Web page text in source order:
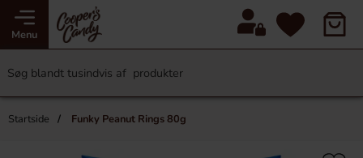
Menu
Startside Funky Peanut Rings 80g